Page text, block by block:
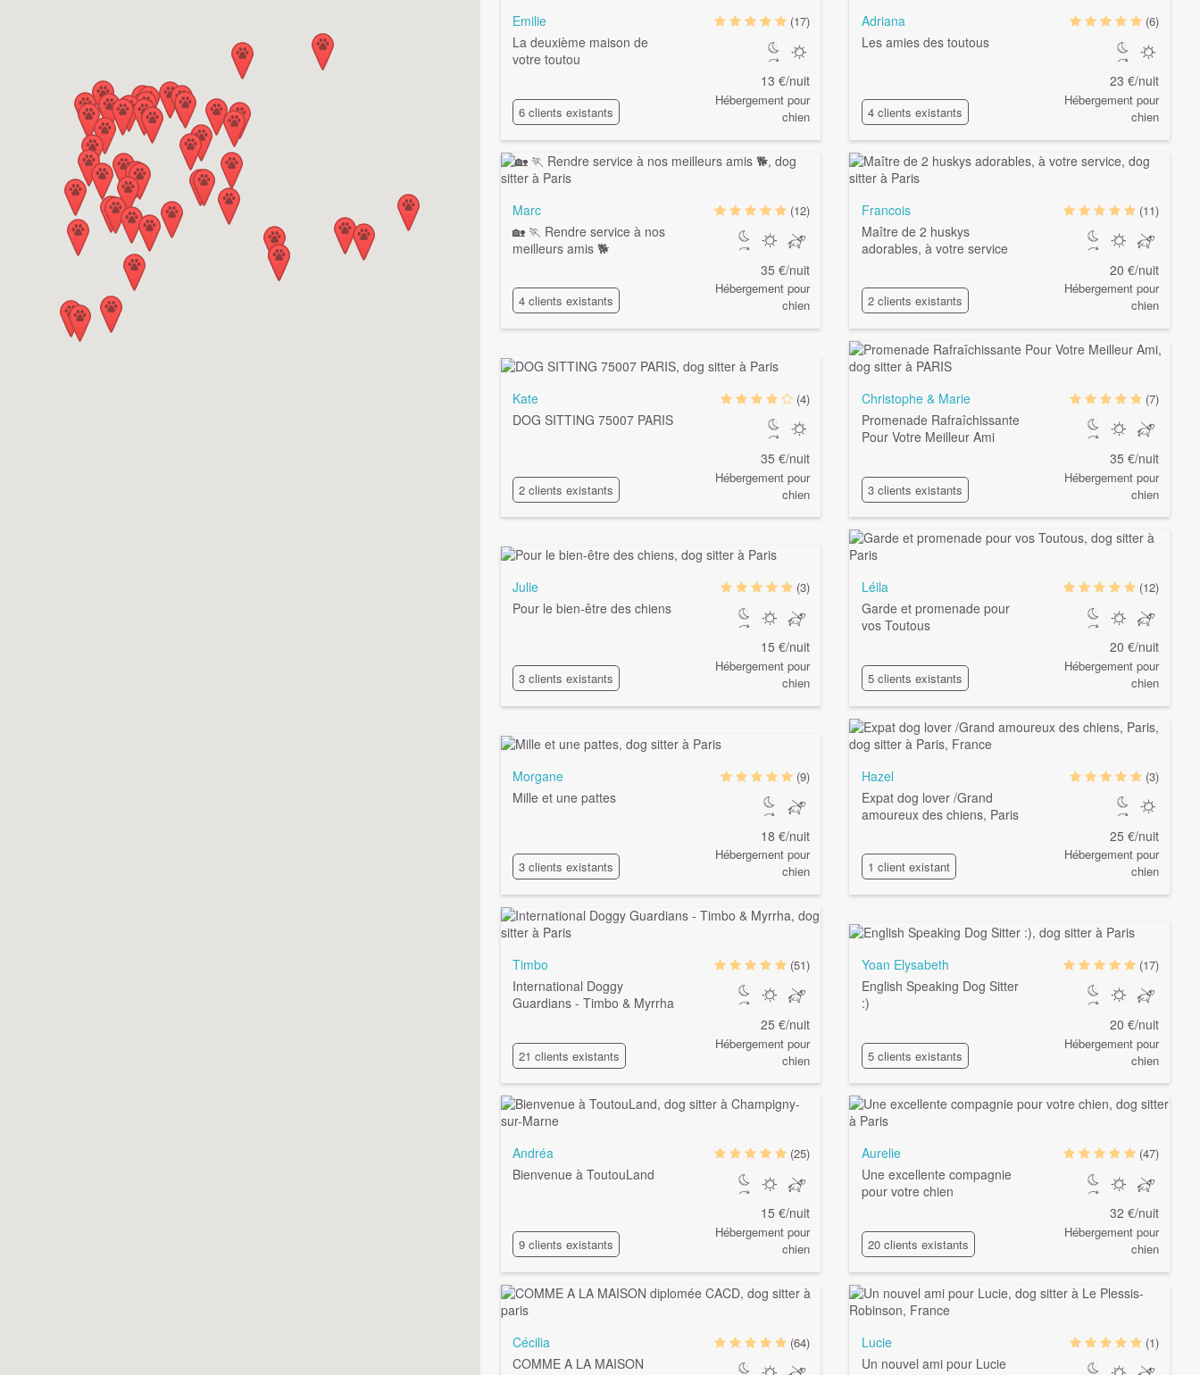
Emilie
La deuxième maison de
votre toutou
6 clients existants
(17)
13 €/nuit
Hébergement pour
chien
Adriana
Les amies des toutous
4 clients existants
(6)
23 €/nuit
Hébergement pour
chien
Marc
🏡 🏃 Rendre service à nos
meilleurs amis 🐕
4 clients existants
(12)
35 €/nuit
Hébergement pour
chien
Francois
Maître de 2 huskys
adorables, à votre service
2 clients existants
(11)
20 €/nuit
Hébergement pour
chien
Kate
DOG SITTING 75007 PARIS
2 clients existants
(4)
35 €/nuit
Hébergement pour
chien
Christophe & Marie
Promenade Rafraîchissante
Pour Votre Meilleur Ami
3 clients existants
(7)
35 €/nuit
Hébergement pour
chien
Julie
Pour le bien-être des chiens
3 clients existants
(3)
15 €/nuit
Hébergement pour
chien
Léila
Garde et promenade pour
vos Toutous
5 clients existants
(12)
20 €/nuit
Hébergement pour
chien
Morgane
Mille et une pattes
3 clients existants
(9)
18 €/nuit
Hébergement pour
chien
Hazel
Expat dog lover /Grand
amoureux des chiens, Paris
1 client existant
(3)
25 €/nuit
Hébergement pour
chien
Timbo
International Doggy
Guardians - Timbo & Myrrha
21 clients existants
(51)
25 €/nuit
Hébergement pour
chien
Yoan Elysabeth
English Speaking Dog Sitter
:)
5 clients existants
(17)
20 €/nuit
Hébergement pour
chien
Andréa
Bienvenue à ToutouLand
9 clients existants
(25)
15 €/nuit
Hébergement pour
chien
Aurelie
Une excellente compagnie
pour votre chien
20 clients existants
(47)
32 €/nuit
Hébergement pour
chien
Cécilia
COMME A LA MAISON
(64)
Lucie
Un nouvel ami pour Lucie
(1)